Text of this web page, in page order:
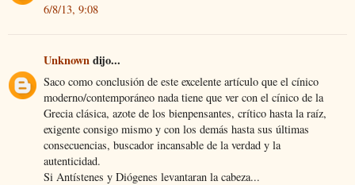
6/8/13, 9:08
Unknowndijo...
Saco como conclusión de este excelente artículo que el cínico
moderno/contemporáneo nada tiene que ver con el cínico de la
Grecia clásica, azote de los bienpensantes, crítico hasta la raíz,
exigente consigo mismo y con los demás hasta sus últimas
consecuencias, buscador incansable de la verdad y la
autenticidad.
Si Antístenes y Diógenes levantaran la cabeza...